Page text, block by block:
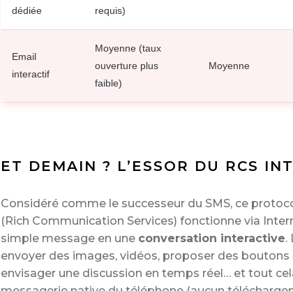
dédiée
requis)
Email
interactif
Moyenne (taux
ouverture plus
faible)
Moyenne
ET DEMAIN ? L’ESSOR DU RCS
Considéré comme le successeur du SMS, ce
(Rich Communication Services) fonctionne via
simple message en une conversation interactive.
envoyer des images, vidéos, proposer des boutons
envisager une discussion en temps réel… et tout